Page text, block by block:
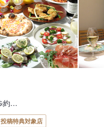
約…
稿特典対象店